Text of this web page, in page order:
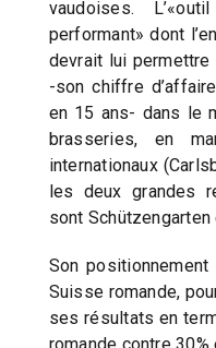
vaudoises.
performant» dont
devrait lui
-son chiffre
en 15 ans- dans le
brasseries, en
internationaux
les deux grandes
sont
Son
Suisse romande,
ses résultats en